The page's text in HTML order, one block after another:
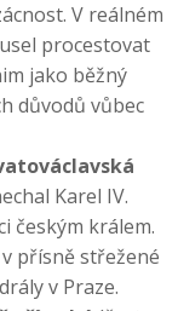
V reálném
procestovat
jako běžný
důvodů vůbec
Karel IV.
českým králem.
přísně střežené
v Praze.